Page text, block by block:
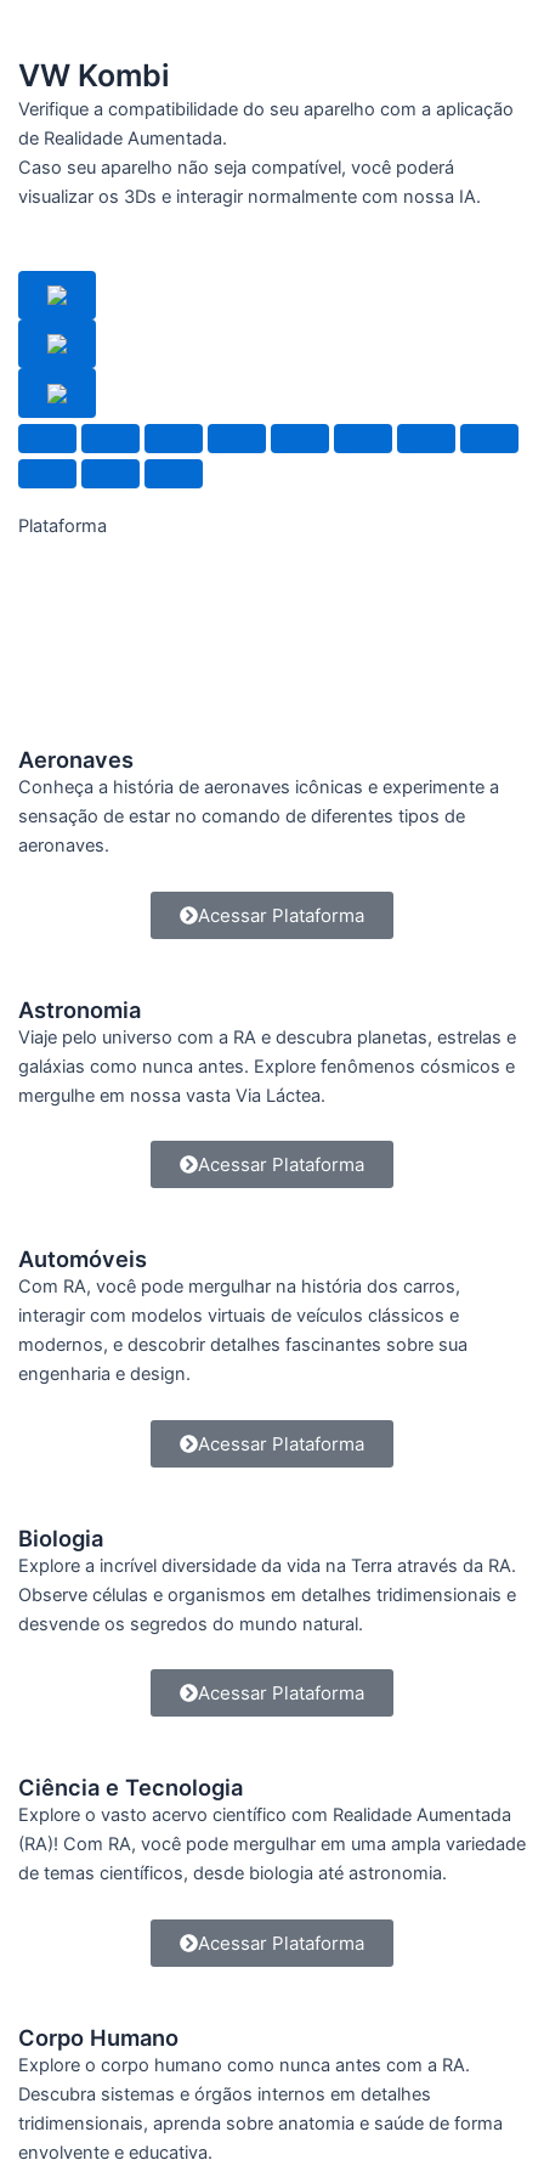
VW Kombi
Verifique a compatibilidade do seu aparelho com a aplicação
de Realidade Aumentada.
Caso seu aparelho não seja compatível, você poderá
visualizar os 3Ds e interagir normalmente com nossa IA.
Plataforma
Aeronaves
Conheça a história de aeronaves icônicas e experimente a
sensação de estar no comando de diferentes tipos de
aeronaves.
Acessar Plataforma
Astronomia
Viaje pelo universo com a RA e descubra planetas, estrelas e
galáxias como nunca antes. Explore fenômenos cósmicos e
mergulhe em nossa vasta Via Láctea.
Acessar Plataforma
Automóveis
Com RA, você pode mergulhar na história dos carros,
interagir com modelos virtuais de veículos clássicos e
modernos, e descobrir detalhes fascinantes sobre sua
engenharia e design.
Acessar Plataforma
Biologia
Explore a incrível diversidade da vida na Terra através da RA.
Observe células e organismos em detalhes tridimensionais e
desvende os segredos do mundo natural.
Acessar Plataforma
Ciência e Tecnologia
Explore o vasto acervo científico com Realidade Aumentada
(RA)! Com RA, você pode mergulhar em uma ampla variedade
de temas científicos, desde biologia até astronomia.
Acessar Plataforma
Corpo Humano
Explore o corpo humano como nunca antes com a RA.
Descubra sistemas e órgãos internos em detalhes
tridimensionais, aprenda sobre anatomia e saúde de forma
envolvente e educativa.